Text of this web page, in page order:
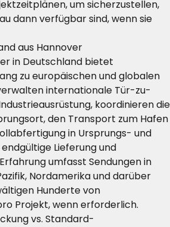
um sicherzustellen,
dann verfügbar sind, wenn sie
aus Hannover
in Deutschland bietet
zu europäischen und globalen
internationale Tür-zu-
koordinieren die
den Transport zum Hafen
in Ursprungs- und
Lieferung und
umfasst Sendungen in
Nordamerika und darüber
Hunderte von
Projekt, wenn erforderlich.
vs. Standard-